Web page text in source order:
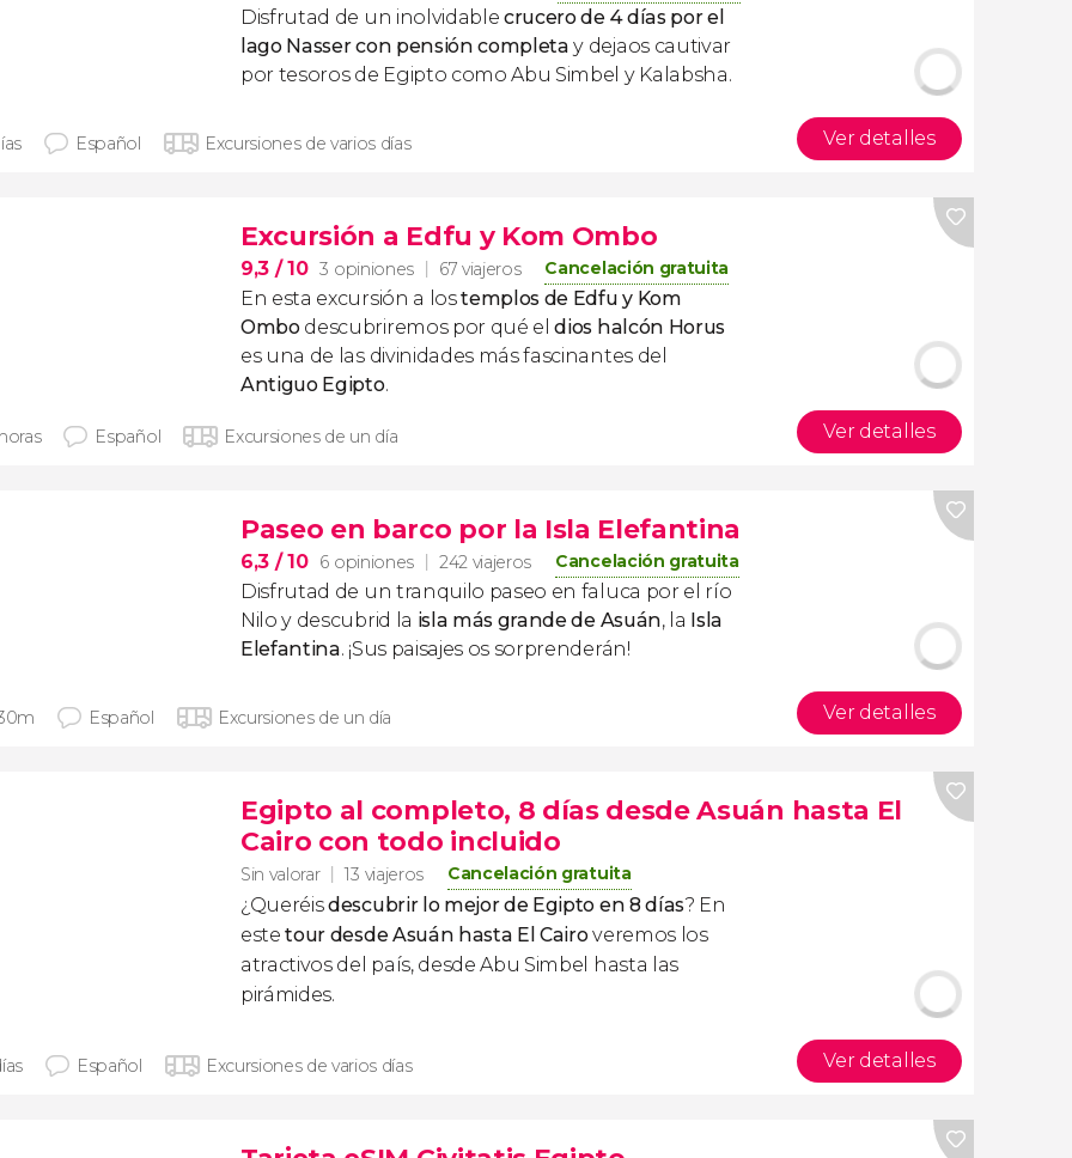
Disfrutad de un inolvidablecrucero de 4 días por el
lago Nasser con pensión completa y dejaos cautivar
por tesoros de Egipto como Abu Simbel y Kalabsha.
Español Excursiones de varios días Ver detalles
Excursión a Edfu y Kom Ombo
9,3 / 10 3 opiniones 67 viajeros Cancelación gratuita
En esta excursión a lostemplos de Edfu y Kom
Ombodescubriremos por qué eldios halcón Horus
es una de las divinidades más fascinantes del
Antiguo Egipto.
Español Excursiones de un día Ver detalles
Paseo en barco por la Isla Elefantina
6,3 / 10 6 opiniones 242 viajeros Cancelación gratuita
Disfrutad de un tranquilo paseo en faluca por el río
Nilo y descubrid la isla más grande de Asuán, la Isla
Elefantina. ¡Sus paisajes os sorprenderán!
Español Excursiones de un día Ver detalles
Egipto al completo, 8 días desde Asuán hasta El
Cairo con todo incluido
Sin valorar 13 viajeros Cancelación gratuita
¿Queréisdescubrir lo mejor de Egipto en 8 días? En
estetour desde Asuán hasta El Cairoveremos los
atractivos del país, desde Abu Simbel hasta las
pirámides.
Español Excursiones de varios días Ver detalles